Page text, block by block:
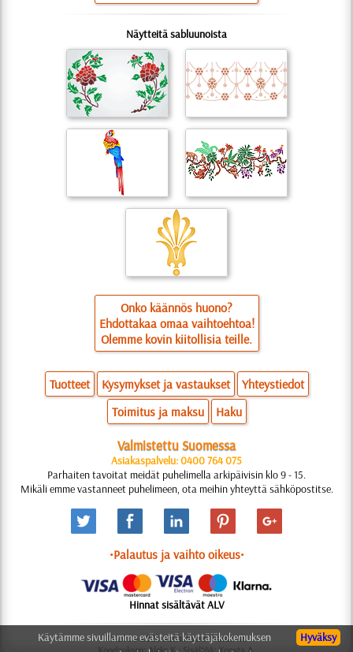
Näytteitä sabluunoista
Onko käännös huono?
Ehdottakaa omaa vaihtoehtoa!
Olemme kovin kiitollisia teille.
Tuotteet Kysymykset ja vastaukset
Yhteystiedot
Toimitus ja maksu
Haku
Valmistettu Suomessa
Asiakaspalvelu: 0400 764 075
Parhaiten tavoitat meidät puhelimella arkipäivisin klo 9 - 15.
Mikäli emme vastanneet puhelimeen, ota meihin yhteyttä sähköpostitse.
•Palautus ja vaihto oikeus•
Hinnat sisältävät ALV
© 2006-2025 Suunnittelu: Natali M.
Hyväksy
Käytämme sivuillamme evästeitä käyttäjäkokemuksen